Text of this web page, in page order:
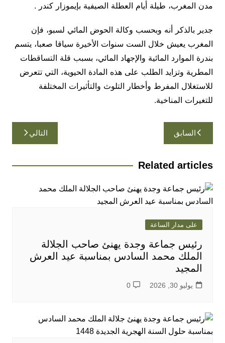
مدن المغرب، طيلة أيام العطلة الصيفية بإيموزار كندر .
جدير بالذكر أنه وبحسب وكالة الحوض المائي لسبو، فإن
المغرب يعيش خلال الست سنوات الأخيرة سياقا صعبا، يتسم
بندرة الموارد المائية والإجهاد المائي، بسبب قلة التساقطات
المطرية وتزايد الطلب على هذه المادة الحيوية، التي تتعرض
للاستغلال المفرط وأخطار التلوث والتأثيرات المختلفة
للتغيرات المناخية.
تصفّح
المقالات
السابق التالي
Related articles
على مدار الساعة
رئيس جماعة وجدة يهنئ صاحب الجلالة
الملك محمد السادس بمناسبة عيد العرش
المجيد
يوليو 30, 2026 0